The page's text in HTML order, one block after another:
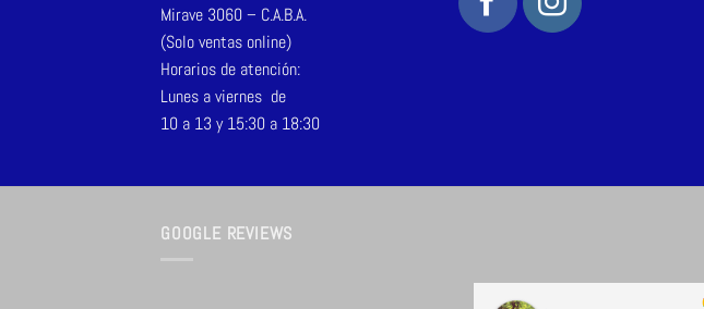
Mirave 3060 – C.A.B.A.
(Solo ventas online)
Horarios de atención:
Lunes a viernes de
10 a 13 y 15:30 a 18:30
GOOGLE REVIEWS